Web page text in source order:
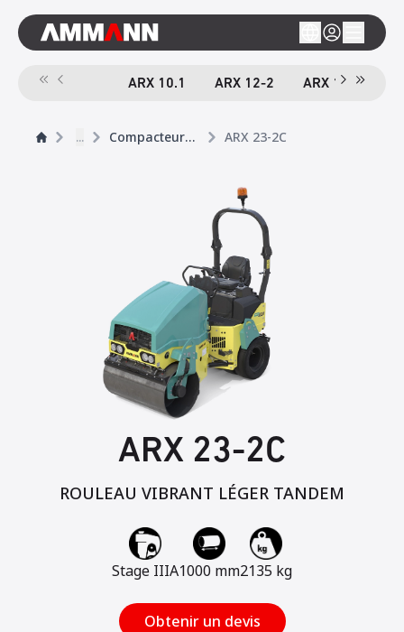
ARX 10.1 ARX 12-2 ARX 16-2
... Compacteurs tandem ARX 23-2C
ARX 23-2C
ROULEAU VIBRANT LÉGER TANDEM
Stage IIIA1000 mm2135 kg
Obtenir un devis